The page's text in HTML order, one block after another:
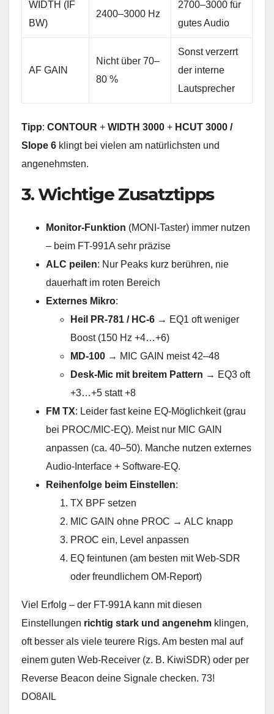
WIDTH (IF
BW)
2400–3000 Hz
2700–3000 für
gutes Audio
AF GAIN
Nicht über 70–
80 %
Sonst verzerrt
der interne
Lautsprecher
Tipp: CONTOUR + WIDTH 3000 + HCUT 3000 /
Slope 6 klingt bei vielen am natürlichsten und
angenehmsten.
3. Wichtige Zusatztipps
Monitor-Funktion (MONI-Taster) immer nutzen
– beim FT-991A sehr präzise
ALC peilen: Nur Peaks kurz berühren, nie
dauerhaft im roten Bereich
Externes Mikro:
Heil PR-781 / HC-6 → EQ1 oft weniger
Boost (150 Hz +4…+6)
MD-100 → MIC GAIN meist 42–48
Desk-Mic mit breitem Pattern → EQ3 oft
+3…+5 statt +8
FM TX: Leider fast keine EQ-Möglichkeit (grau
bei PROC/MIC-EQ). Meist nur MIC GAIN
anpassen (ca. 40–50). Manche nutzen externes
Audio-Interface + Software-EQ.
Reihenfolge beim Einstellen:
TX BPF setzen
MIC GAIN ohne PROC → ALC knapp
PROC ein, Level anpassen
EQ feintunen (am besten mit Web-SDR
oder freundlichem OM-Report)
Viel Erfolg – der FT-991A kann mit diesen
Einstellungen richtig stark und angenehm klingen,
oft besser als viele teurere Rigs. Am besten mal auf
einem guten Web-Receiver (z. B. KiwiSDR) oder per
Reverse Beacon deine Signale checken. 73!
DO8AIL